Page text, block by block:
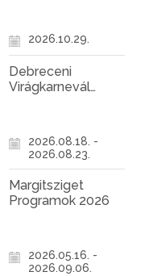
2026.10.29.
Debreceni
Virágkarnevál
2026.08.18. -
2026.08.23.
Margitsziget
Programok 2026
2026.05.16. -
2026.09.06.